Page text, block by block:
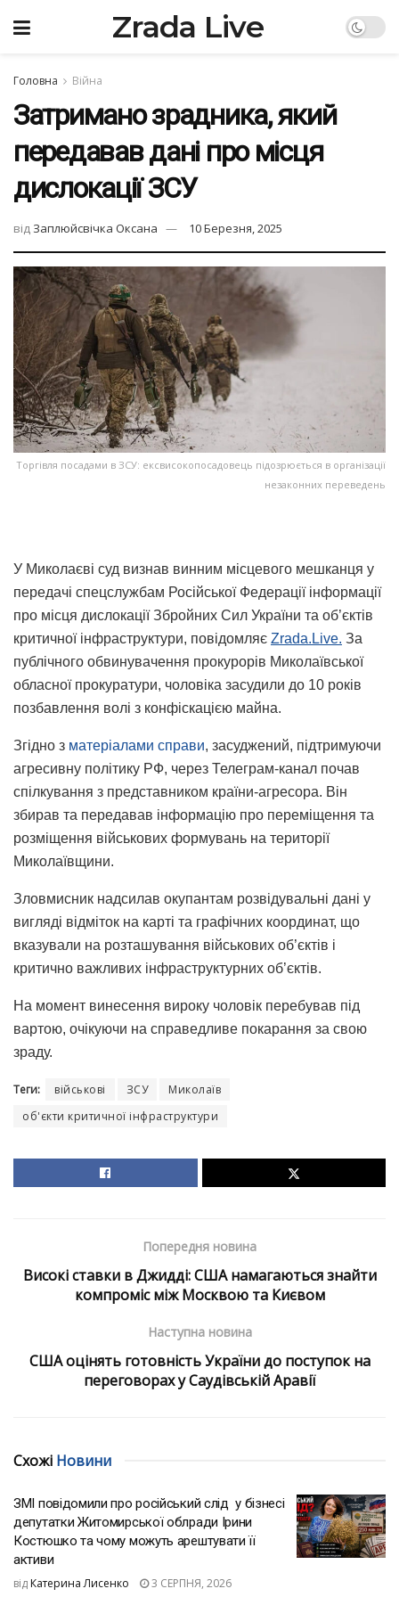
Zrada Live
Головна Війна
Затримано зрадника, який
передавав дані про місця
дислокації ЗСУ
від Заплюйсвічка Оксана 10 Березня, 2025
Торгівля посадами в ЗСУ: ексвисокопосадовець підозрюється в організації
незаконних переведень
У Миколаєві суд визнав винним місцевого мешканця у
передачі спецслужбам Російської Федерації інформації
про місця дислокації Збройних Сил України та об’єктів
критичної інфраструктури, повідомляє Zrada.Live. За
публічного обвинувачення прокурорів Миколаївської
обласної прокуратури, чоловіка засудили до 10 років
позбавлення волі з конфіскацією майна.
Згідно з матеріалами справи, засуджений, підтримуючи
агресивну політику РФ, через Телеграм-канал почав
спілкування з представником країни-агресора. Він
збирав та передавав інформацію про переміщення та
розміщення військових формувань на території
Миколаївщини.
Зловмисник надсилав окупантам розвідувальні дані у
вигляді відміток на карті та графічних координат, що
вказували на розташування військових об’єктів і
критично важливих інфраструктурних об’єктів.
На момент винесення вироку чоловік перебував під
вартою, очікуючи на справедливе покарання за свою
зраду.
Теги: військові ЗСУ
Миколаїв
об'єкти критичної інфраструктури
Попередня новина
Високі ставки в Джидді: США намагаються знайти
компроміс між Москвою та Києвом
Наступна новина
США оцінять готовність України до поступок на
переговорах у Саудівській Аравії
Схожі Новини
ЗМІ повідомили про російський слід у бізнесі
депутатки Житомирської облради Ірини
Костюшко та чому можуть арештувати її
активи
від Катерина Лисенко 3 СЕРПНЯ, 2026